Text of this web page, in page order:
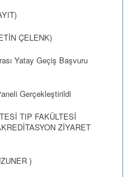
ÇELENK)
Yatay Geçiş Başvuru
Gerçekleştirildi
TIP FAKÜLTESİ
ZİYARET
)